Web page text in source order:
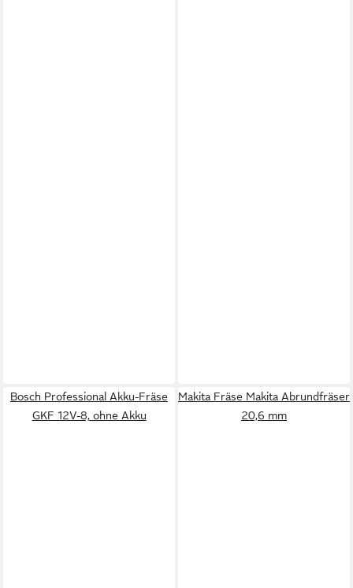
Bosch Professional Akku-Fräse
GKF 12V-8, ohne Akku
Makita Fräse Makita Abrundfräser
20,6 mm